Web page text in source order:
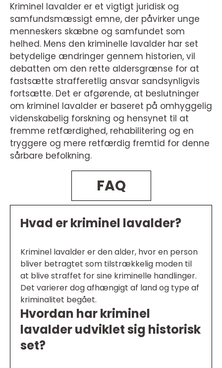
Kriminel lavalder er et vigtigt juridisk og
samfundsmæssigt emne, der påvirker unge
menneskers skæbne og samfundet som
helhed. Mens den kriminelle lavalder har set
betydelige ændringer gennem historien, vil
debatten om den rette aldersgrænse for at
fastsætte strafferetlig ansvar sandsynligvis
fortsætte. Det er afgørende, at beslutninger
om kriminel lavalder er baseret på omhyggelig
videnskabelig forskning og hensynet til at
fremme retfærdighed, rehabilitering og en
tryggere og mere retfærdig fremtid for denne
sårbare befolkning.
FAQ
Hvad er kriminel lavalder?
Kriminel lavalder er den alder, hvor en person
bliver betragtet som tilstrækkelig moden til
at blive straffet for sine kriminelle handlinger.
Det varierer dog afhængigt af land og type af
kriminalitet begået.
Hvordan har kriminel
lavalder udviklet sig historisk
set?